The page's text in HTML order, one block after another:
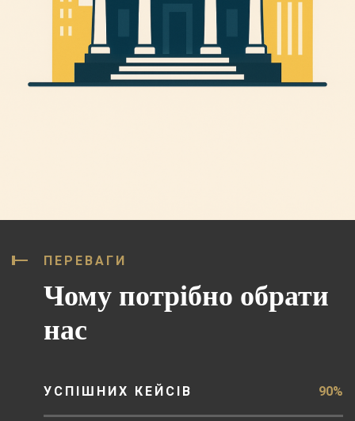
ПЕРЕВАГИ
Чому потрібно обрати
нас
УСПІШНИХ КЕЙСІВ 90%